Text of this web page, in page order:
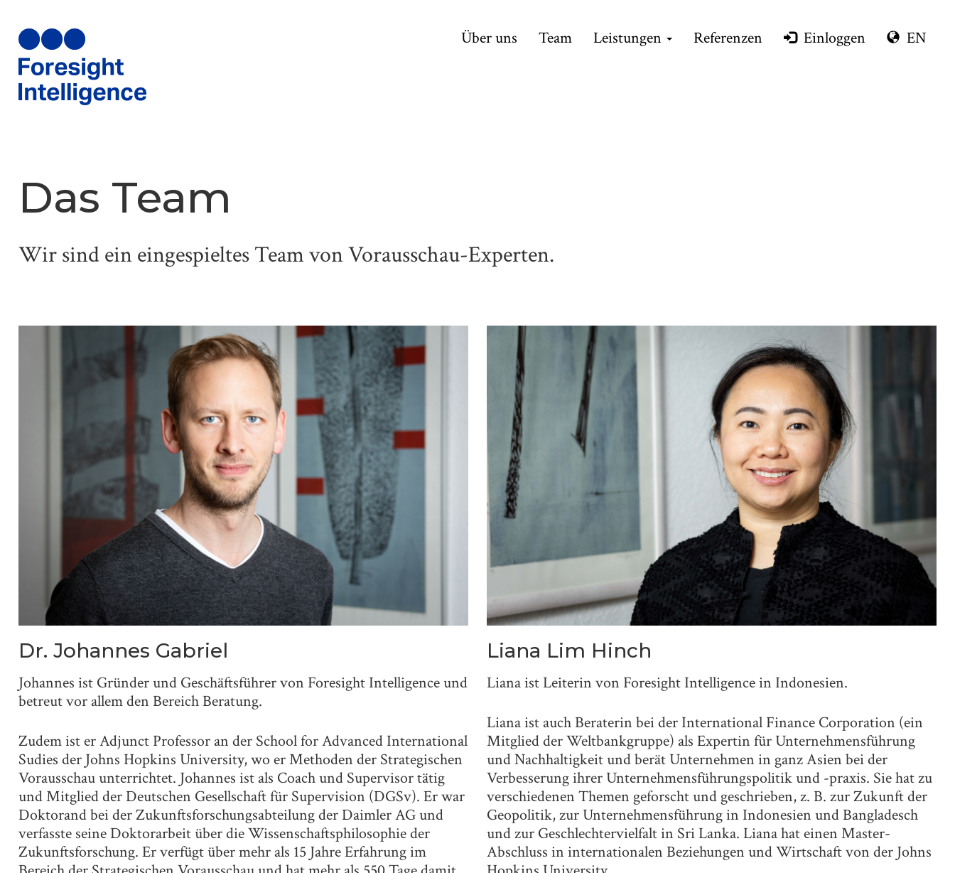
Über uns Team Leistungen Referenzen Einloggen EN
Das Team
Wir sind ein eingespieltes Team von Vorausschau-Experten.
Dr. Johannes Gabriel
Johannes ist Gründer und Geschäftsführer von Foresight Intelligence und
betreut vor allem den Bereich Beratung.
Zudem ist er Adjunct Professor an der School for Advanced International
Sudies der Johns Hopkins University, wo er Methoden der Strategischen
Vorausschau unterrichtet. Johannes ist als Coach und Supervisor tätig
und Mitglied der Deutschen Gesellschaft für Supervision (DGSv). Er war
Doktorand bei der Zukunftsforschungsabteilung der Daimler AG und
verfasste seine Doktorarbeit über die Wissenschaftsphilosophie der
Zukunftsforschung. Er verfügt über mehr als 15 Jahre Erfahrung im
Liana Lim Hinch
Liana ist Leiterin von Foresight Intelligence in Indonesien.
Liana ist auch Beraterin bei der International Finance Corporation (ein
Mitglied der Weltbankgruppe) als Expertin für Unternehmensführung
und Nachhaltigkeit und berät Unternehmen in ganz Asien bei der
Verbesserung ihrer Unternehmensführungspolitik und -praxis. Sie hat zu
verschiedenen Themen geforscht und geschrieben, z. B. zur Zukunft der
Geopolitik, zur Unternehmensführung in Indonesien und Bangladesch
und zur Geschlechtervielfalt in Sri Lanka. Liana hat einen Master-
Abschluss in internationalen Beziehungen und Wirtschaft von der Johns